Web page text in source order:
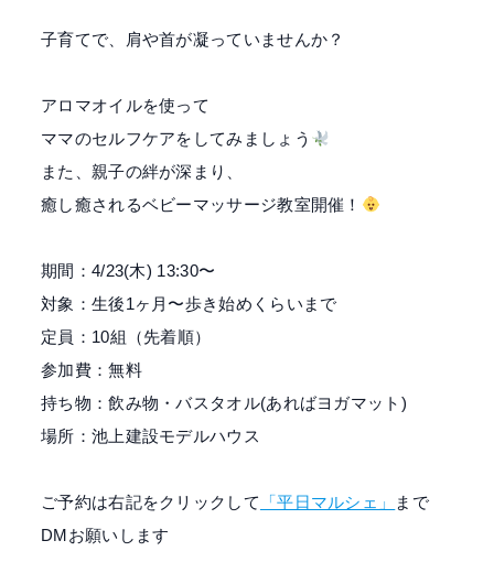
子育てで、肩や首が凝っていませんか？
アロマオイルを使って
ママのセルフケアをしてみましょう
また、親子の絆が深まり、
癒し癒されるベビーマッサージ教室開催！
期間：4/23(木) 13:30〜
対象：生後1ヶ月〜歩き始めくらいまで
定員：10組（先着順）
参加費：無料
持ち物：飲み物・バスタオル(あればヨガマット)
場所：池上建設モデルハウス
ご予約は右記をクリックして 「平日マルシェ」
まで
DMお願いします